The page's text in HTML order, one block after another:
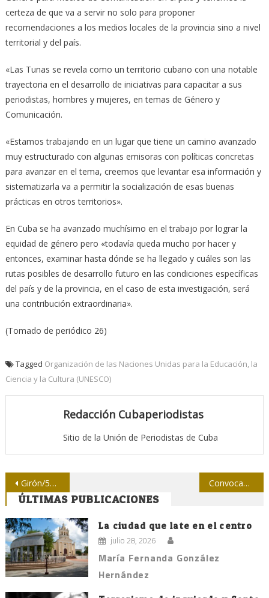
certeza de que va a servir no solo para proponer
recomendaciones a los medios locales de la provincia sino a nivel
territorial y del país.
«Las Tunas se revela como un territorio cubano con una notable
trayectoria en el desarrollo de iniciativas para capacitar a sus
periodistas, hombres y mujeres, en temas de Género y
Comunicación.
«Estamos trabajando en un lugar que tiene un camino avanzado
muy estructurado con algunas emisoras con políticas concretas
para avanzar en el tema, creemos que levantar esa información y
sistematizarla va a permitir la socialización de esas buenas
prácticas en otros territorios».
En Cuba se ha avanzado muchísimo en el trabajo por lograr la
equidad de género pero «todavía queda mucho por hacer y
entonces, examinar hasta dónde se ha llegado y cuáles son las
rutas posibles de desarrollo futuro en las condiciones específicas
del país y de la provincia, en el caso de esta investigación, será
una contribución extraordinaria».
(Tomado de periódico 26)
Tagged Organización de las Naciones Unidas para la Educación, la
Ciencia y la Cultura (UNESCO)
Redacción Cubaperiodistas
Sitio de la Unión de Periodistas de Cuba
Navegación
de
entradas
Girón/55 ¿Cómo conoció La Habana del entrenamiento de la fuerza mercenaria en Guatemala? Convocan al pueblo a marchar unido este Primero de Mayo
ÚLTIMAS PUBLICACIONES
La ciudad que late en el centro
julio 28, 2026
María Fernanda González
Hernández